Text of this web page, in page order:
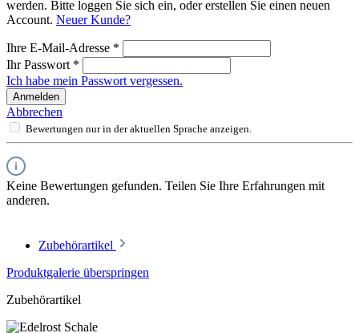
werden. Bitte loggen Sie sich ein, oder erstellen Sie einen neuen
Account. Neuer Kunde?
Ihre E-Mail-Adresse *
Ihr Passwort *
Ich habe mein Passwort vergessen.
Anmelden
Abbrechen
Bewertungen nur in der aktuellen Sprache anzeigen.
Keine Bewertungen gefunden. Teilen Sie Ihre Erfahrungen mit
anderen.
Zubehörartikel
Produktgalerie überspringen
Zubehörartikel